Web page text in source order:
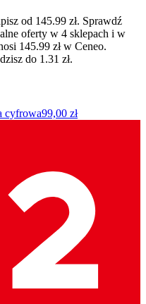
od 145.99 zł. Sprawdź
oferty w 4 sklepach i w
145.99 zł w Ceneo.
do 1.31 zł.
cyfrowa99,00 zł